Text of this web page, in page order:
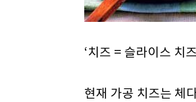
‘치즈 = 슬라이스 치
현재 가공 치즈는 체